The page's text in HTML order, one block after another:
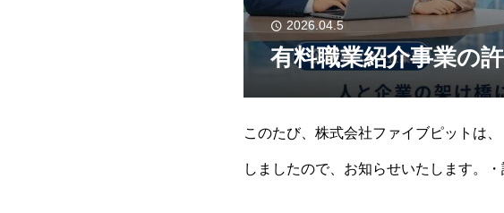
2026.04.5
有料職業紹介事業の
このたび、株式会社ファイブピットは
しましたので、お知らせいたします。